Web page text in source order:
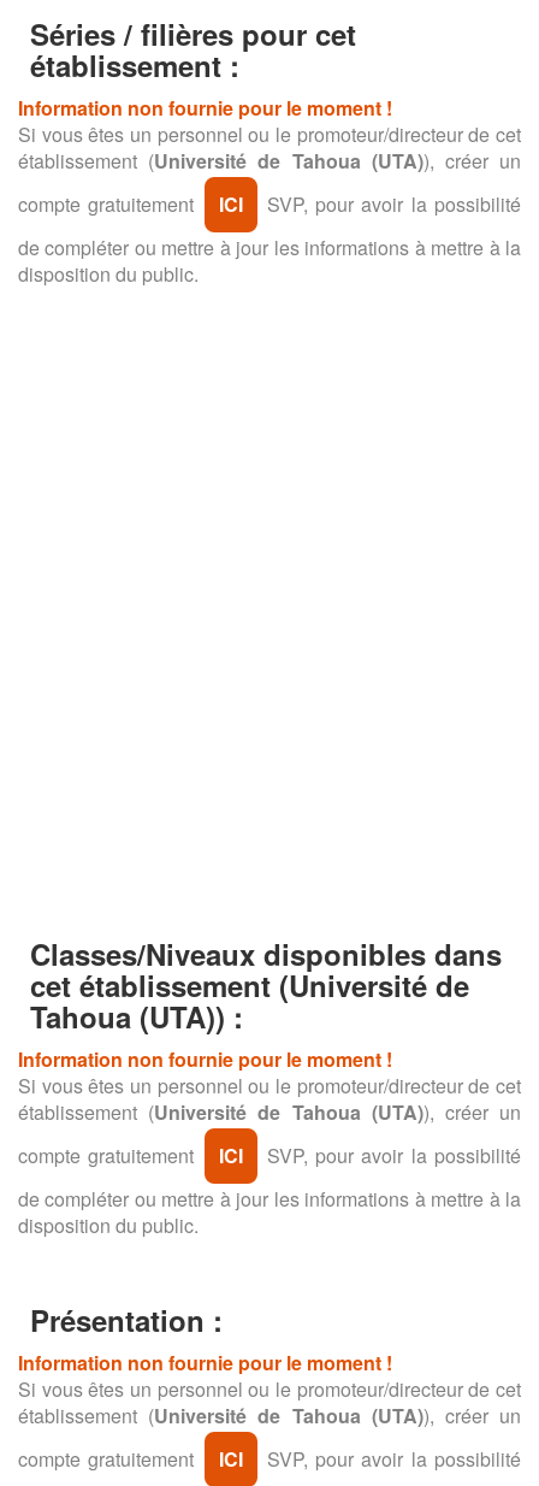
Séries / filières pour cet
établissement :
Information non fournie pour le moment !
Si vous êtes un personnel ou le promoteur/directeur de cet
établissement (Université de Tahoua (UTA)), créer un
compte gratuitement
ICI
SVP, pour avoir la possibilité
de compléter ou mettre à jour les informations à mettre à la
disposition du public.
Classes/Niveaux disponibles dans
cet établissement (Université de
Tahoua (UTA)) :
Information non fournie pour le moment !
Si vous êtes un personnel ou le promoteur/directeur de cet
établissement (Université de Tahoua (UTA)), créer un
compte gratuitement
ICI
SVP, pour avoir la possibilité
de compléter ou mettre à jour les informations à mettre à la
disposition du public.
Présentation :
Information non fournie pour le moment !
Si vous êtes un personnel ou le promoteur/directeur de cet
établissement (Université de Tahoua (UTA)), créer un
compte gratuitement
ICI
SVP, pour avoir la possibilité